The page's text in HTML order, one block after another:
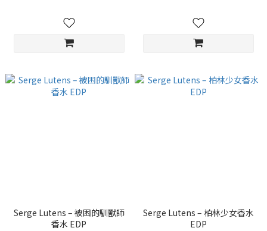
Serge Lutens – 被困的馴獸師
香水 EDP
Serge Lutens – 柏林少女香水
EDP